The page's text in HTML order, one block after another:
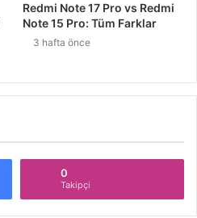
Redmi Note 17 Pro vs Redmi
Note 15 Pro: Tüm Farklar
3 hafta önce
0
Takipçi